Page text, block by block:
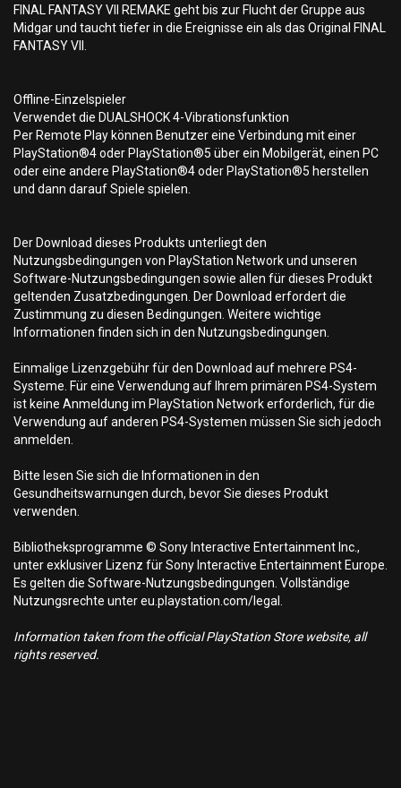
FINAL FANTASY VII REMAKE geht bis zur Flucht der Gruppe aus
Midgar und taucht tiefer in die Ereignisse ein als das Original FINAL
FANTASY VII.
Offline-Einzelspieler
Verwendet die DUALSHOCK 4-Vibrationsfunktion
Per Remote Play können Benutzer eine Verbindung mit einer
PlayStation®4 oder PlayStation®5 über ein Mobilgerät, einen PC
oder eine andere PlayStation®4 oder PlayStation®5 herstellen
und dann darauf Spiele spielen.
Der Download dieses Produkts unterliegt den
Nutzungsbedingungen von PlayStation Network und unseren
Software-Nutzungsbedingungen sowie allen für dieses Produkt
geltenden Zusatzbedingungen. Der Download erfordert die
Zustimmung zu diesen Bedingungen. Weitere wichtige
Informationen finden sich in den Nutzungsbedingungen.
Einmalige Lizenzgebühr für den Download auf mehrere PS4-
Systeme. Für eine Verwendung auf Ihrem primären PS4-System
ist keine Anmeldung im PlayStation Network erforderlich, für die
Verwendung auf anderen PS4-Systemen müssen Sie sich jedoch
anmelden.
Bitte lesen Sie sich die Informationen in den
Gesundheitswarnungen durch, bevor Sie dieses Produkt
verwenden.
Bibliotheksprogramme © Sony Interactive Entertainment Inc.,
unter exklusiver Lizenz für Sony Interactive Entertainment Europe.
Es gelten die Software-Nutzungsbedingungen. Vollständige
Nutzungsrechte unter eu.playstation.com/legal.
Information taken from the official PlayStation Store website, all
rights reserved.